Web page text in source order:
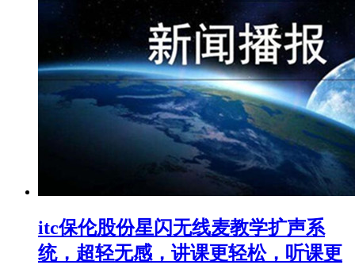
itc保伦股份星闪无线麦教学扩声系
统，超轻无感，讲课更轻松，听课更